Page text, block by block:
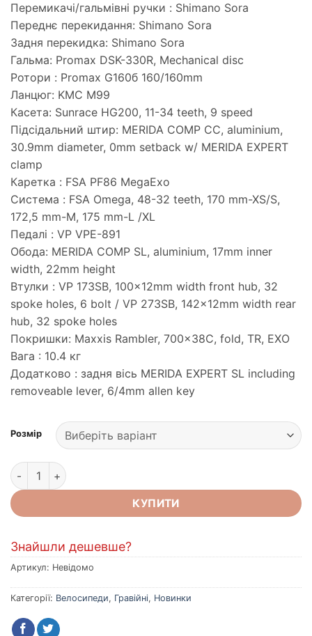
Перемикачі/гальмівні ручки : Shimano Sora
Переднє перекидання: Shimano Sora
Задня перекидка: Shimano Sora
Гальма: Promax DSK-330R, Mechanical disc
Ротори : Promax G160б 160/160mm
Ланцюг: KMC M99
Касета: Sunrace HG200, 11-34 teeth, 9 speed
Підсідальний штир: MERIDA COMP CC, aluminium,
30.9mm diameter, 0mm setback w/ MERIDA EXPERT
clamp
Каретка : FSA PF86 MegaExo
Система : FSA Omega, 48-32 teeth, 170 mm-XS/S,
172,5 mm-M, 175 mm-L /XL
Педалі : VP VPE-891
Обода: MERIDA COMP SL, aluminium, 17mm inner
width, 22mm height
Втулки : VP 173SB, 100x12mm width front hub, 32
spoke holes, 6 bolt / VP 273SB, 142x12mm width rear
hub, 32 spoke holes
Покришки: Maxxis Rambler, 700x38C, fold, TR, EXO
Вага : 10.4 кг
Додатково : задня вісь MERIDA EXPERT SL including
removeable lever, 6/4mm allen key
Розмір
Велосипед MERIDA SILEX 300,SILK BURGUNDY RED(BLACK)
КУПИТИ
Знайшли дешевше?
Артикул: Невідомо
Категорії: Велосипеди, Гравійні, Новинки